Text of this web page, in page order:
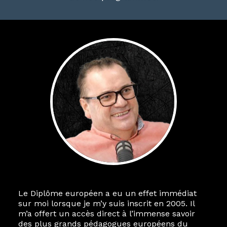
Le Diplôme européen a eu un effet immédiat
sur moi lorsque je m’y suis inscrit en 2005. Il
m’a offert un accès direct à l’immense savoir
des plus grands pédagogues européens du